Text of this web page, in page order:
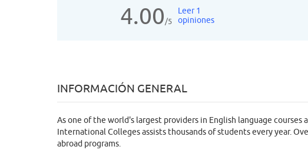
4.00/5
Leer 1
opiniones
INFORMACIÓN GENERAL
As one of the world's largest providers in English language courses
International Colleges assists thousands of students every year.
abroad programs.